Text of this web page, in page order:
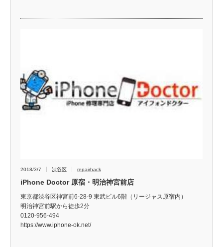
2018/3/7 渋谷区 repairhack
iPhone Doctor 原宿・明治神宮前店
東京都渋谷区神宮前6-28-9 東武ビル6階（リージャス原宿内）
明治神宮前駅から徒歩2分
0120-956-494
https://www.iphone-ok.net/